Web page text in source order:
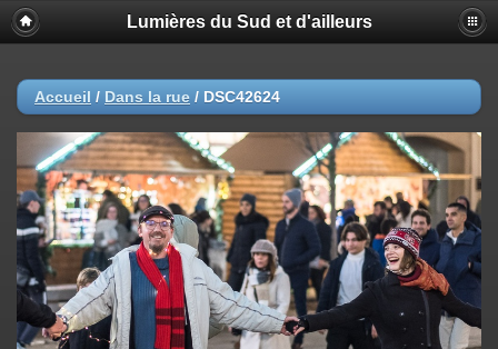
Lumières du Sud et d'ailleurs
Accueil / Dans la rue / DSC42624